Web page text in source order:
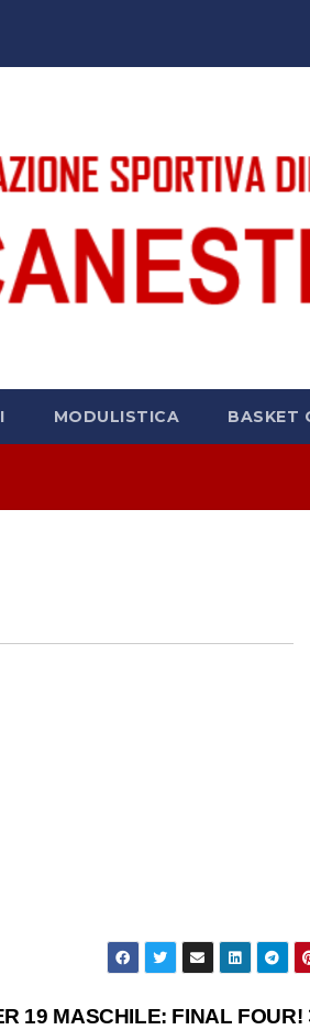
MODULISTICA BASKET
19 MASCHILE: FINAL FOUR!